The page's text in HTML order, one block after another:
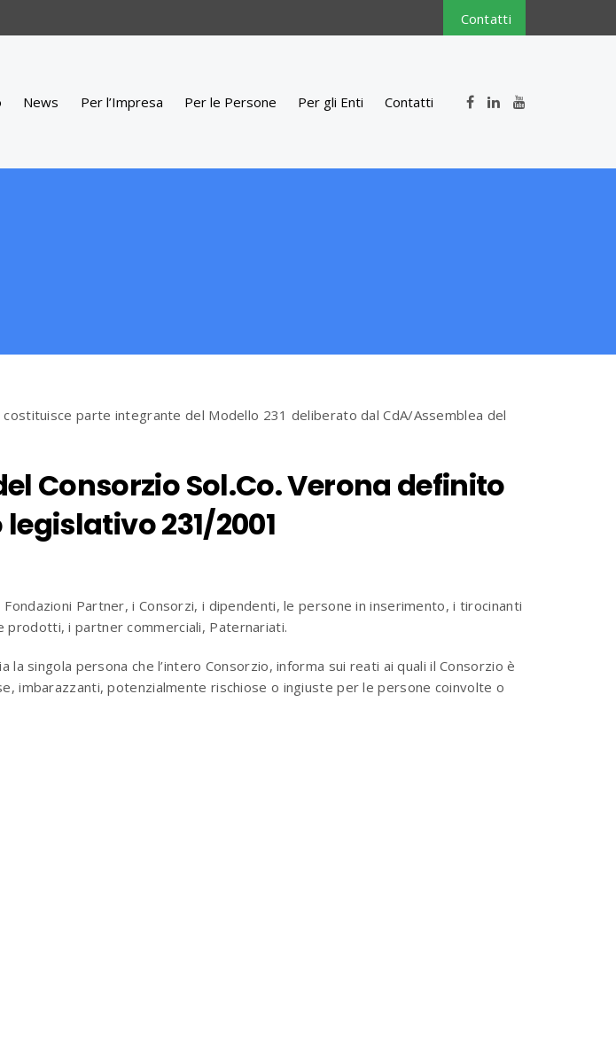
Contatti
News Per l’Impresa Per le Persone Per gli Enti Contatti
parte integrante del Modello 231 deliberato dal CdA/Assemblea del
Consorzio Sol.Co. Veronadefinito
231/2001
Partner, i Consorzi, i dipendenti, le persone in inserimento, i tirocinanti
i partner commerciali, Paternariati.
singola persona che l’intero Consorzio, informa sui reati ai quali il Consorzio è
imbarazzanti, potenzialmente rischiose o ingiuste per le persone coinvolte o